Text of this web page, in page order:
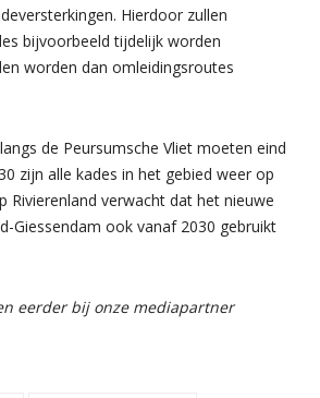
Hierdoor zullen
bijvoorbeeld tijdelijk worden
worden dan omleidingsroutes
de Peursumsche Vliet moeten eind
zijn alle kades in het gebied weer op
Rivierenland verwacht dat het nieuwe
Giessendam ook vanaf 2030 gebruikt
eerder bij onze mediapartner